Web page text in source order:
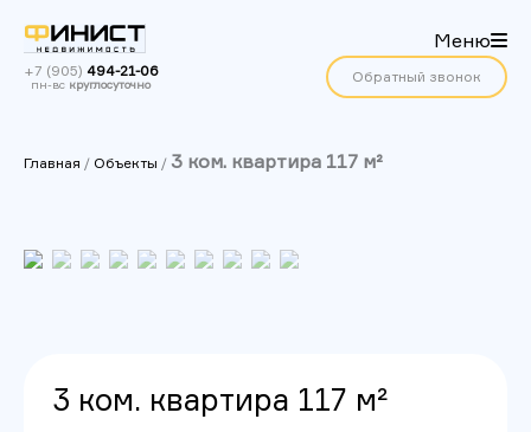
Меню
+7 (905) 494-21-06
пн-вс круглосуточно Обратный звонок
Главная / Объекты / 3 ком. квартира 117 м²
3 ком. квартира 117 м²